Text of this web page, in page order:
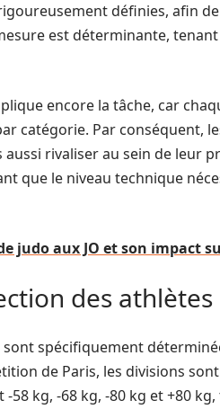
définies, afin de
est déterminante,
encore la tâche, car
catégorie. Par conséquent,
rivaliser au sein de leur
que le niveau technique
judo aux JO et son impact
des athlètes
spécifiquement
de Paris, les divisions
kg, -68 kg, -80 kg et +80